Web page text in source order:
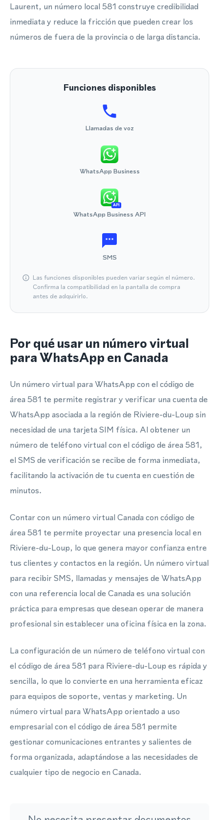
Laurent, un número local 581 construye credibilidad
inmediata y reduce la fricción que pueden crear los
números de fuera de la provincia o de larga distancia.
Funciones disponibles
Llamadas de voz
WhatsApp Business
API
WhatsApp Business API
SMS
Las funciones disponibles pueden variar según el número.
Confirma la compatibilidad en la pantalla de compra
antes de adquirirlo.
Por qué usar un número virtual
para WhatsApp en Canada
Un número virtual para WhatsApp con el código de
área 581 te permite registrar y verificar una cuenta de
WhatsApp asociada a la región de Riviere-du-Loup sin
necesidad de una tarjeta SIM física. Al obtener un
número de teléfono virtual con el código de área 581,
el SMS de verificación se recibe de forma inmediata,
facilitando la activación de tu cuenta en cuestión de
minutos.
Contar con un número virtual Canada con código de
área 581 te permite proyectar una presencia local en
Riviere-du-Loup, lo que genera mayor confianza entre
tus clientes y contactos en la región. Un número virtual
para recibir SMS, llamadas y mensajes de WhatsApp
con una referencia local de Canada es una solución
práctica para empresas que desean operar de manera
profesional sin establecer una oficina física en la zona.
La configuración de un número de teléfono virtual con
el código de área 581 para Riviere-du-Loup es rápida y
sencilla, lo que lo convierte en una herramienta eficaz
para equipos de soporte, ventas y marketing. Un
número virtual para WhatsApp orientado a uso
empresarial con el código de área 581 permite
gestionar comunicaciones entrantes y salientes de
forma organizada, adaptándose a las necesidades de
cualquier tipo de negocio en Canada.